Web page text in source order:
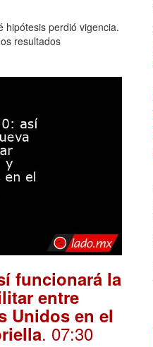
hipótesis perdió vigencia.
resultados
funcionará la
entre
Unidos en el
. 07:30